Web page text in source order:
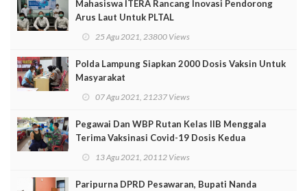
Mahasiswa ITERA Rancang Inovasi Pendorong
Arus Laut Untuk PLTAL
25 Agu 2021, 23800 Views
Polda Lampung Siapkan 2000 Dosis Vaksin Untuk
Masyarakat
07 Agu 2021, 21237 Views
Pegawai Dan WBP Rutan Kelas IIB Menggala
Terima Vaksinasi Covid-19 Dosis Kedua
13 Agu 2021, 20112 Views
Paripurna DPRD Pesawaran, Bupati Nanda